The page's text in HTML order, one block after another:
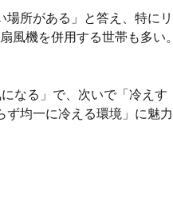
所がある」と答え、特にリ
風機を併用する世帯も多い。
なる」で、次いで「冷えす
均一に冷える環境」に魅力